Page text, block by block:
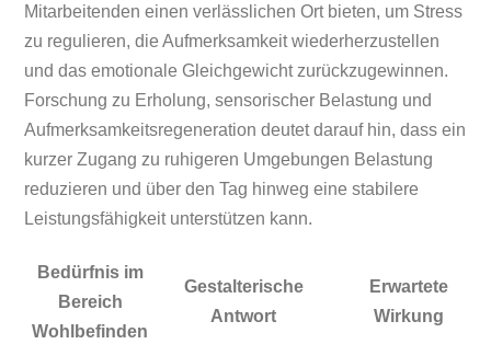
Mitarbeitenden einen verlässlichen Ort bieten, um Stress
zu regulieren, die Aufmerksamkeit wiederherzustellen
und das emotionale Gleichgewicht zurückzugewinnen.
Forschung zu Erholung, sensorischer Belastung und
Aufmerksamkeitsregeneration deutet darauf hin, dass ein
kurzer Zugang zu ruhigeren Umgebungen Belastung
reduzieren und über den Tag hinweg eine stabilere
Leistungsfähigkeit unterstützen kann.
Bedürfnis im
Bereich
Wohlbefinden
Gestalterische
Antwort
Erwartete
Wirkung